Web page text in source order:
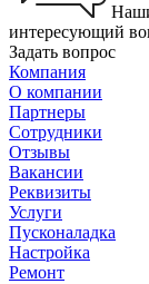
интересующий
Задать вопрос
Компания
О компании
Партнеры
Сотрудники
Отзывы
Вакансии
Реквизиты
Услуги
Пусконаладка
Настройка
Ремонт